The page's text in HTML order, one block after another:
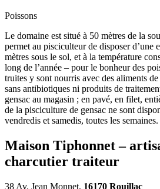
Poissons
Le domaine est situé à 50 mètres de la
permet au pisciculteur de disposer d’une
mètres sous le sol, et à la température
long de l’année – pour le bonheur des
truites y sont nourris avec des aliments
sans antibiotiques ni produits de
gensac au magasin ; en pavé, en filet,
de la pisciculture de gensac ne sont
vendredis et samedis, toutes les semaines.
Maison Tiphonnet –
charcutier traiteur
38 Av. Jean Monnet, 16170 Rouillac